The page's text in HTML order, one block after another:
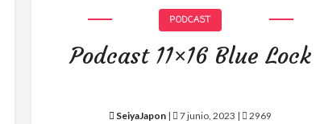
PODCAST
Podcast 11×16 Blue Lock
SeiyaJapon | 7 junio, 2023 | 2969